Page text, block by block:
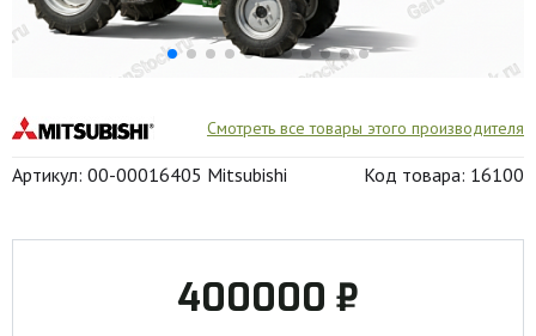
Смотреть все товары этого производителя
Артикул: 00-00016405 Mitsubishi Код товара: 16100
400000 ₽